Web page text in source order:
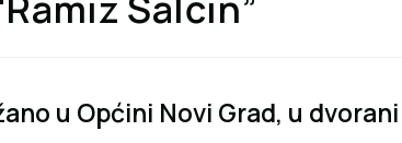
u Općini Novi Grad, u dvorani